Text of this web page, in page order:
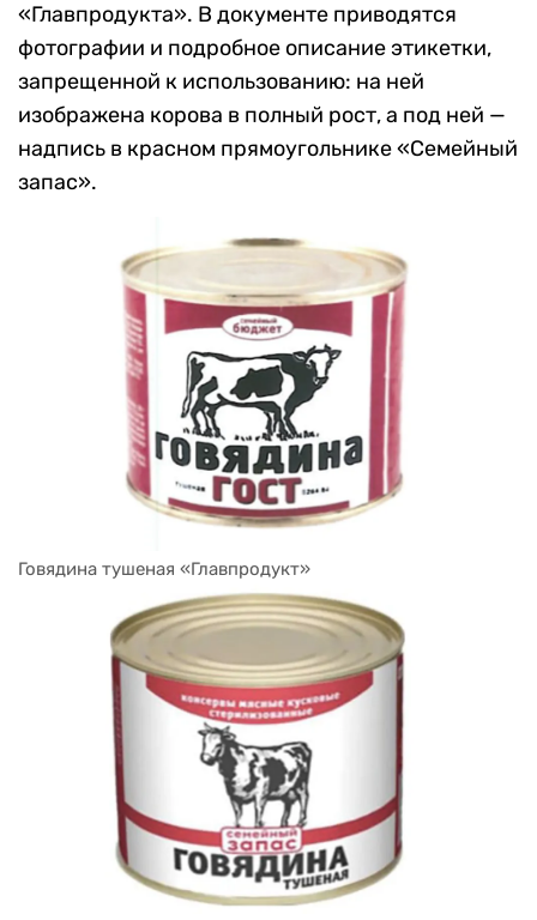
«Главпродукта». В документе приводятся
фотографии и подробное описание этикетки,
запрещенной к использованию: на ней
изображена корова в полный рост, а под ней —
надпись в красном прямоугольнике «Семейный
запас».
Говядина тушеная «Главпродукт»